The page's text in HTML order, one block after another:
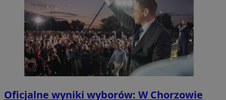
Oficjalne wyniki wyborów: W Chorzowie